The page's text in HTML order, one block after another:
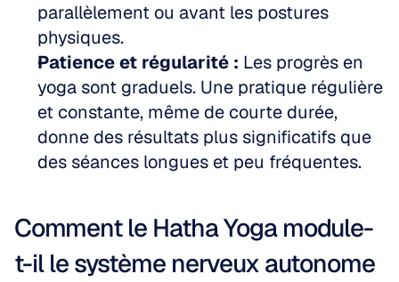
parallèlement ou avant les postures
physiques.
Patience et régularité : Les progrès en
yoga sont graduels. Une pratique régulière
et constante, même de courte durée,
donne des résultats plus significatifs que
des séances longues et peu fréquentes.
Comment le Hatha Yoga module-
t-il le système nerveux autonome